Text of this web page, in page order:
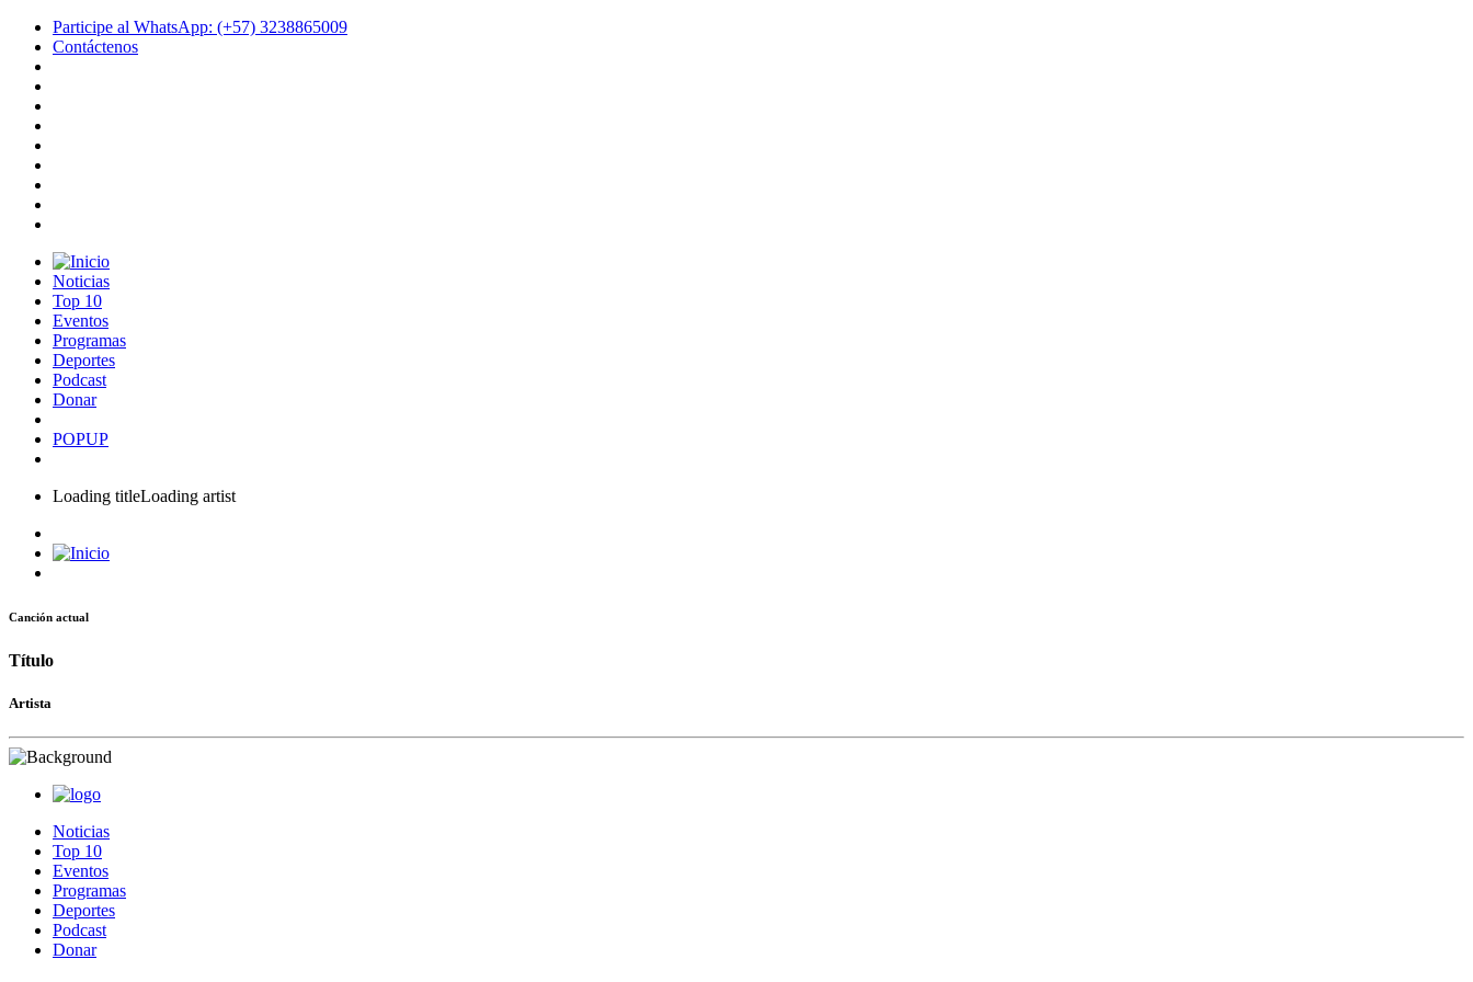
Participe al WhatsApp: (+57) 3238865009
Contáctenos
Noticias
Top 10
Eventos
Programas
Deportes
Podcast
Donar
POPUP
Loading titleLoading artist
Canción actual
Título
Artista
Noticias
Top 10
Eventos
Programas
Deportes
Podcast
Donar